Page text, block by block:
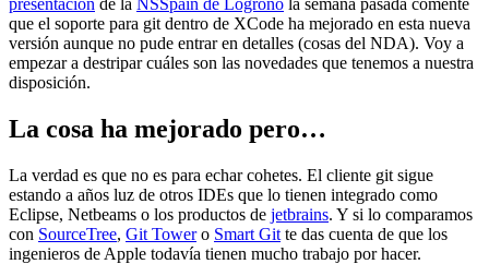
presentación de la NSSpain de Logroño la semana pasada comenté
que el soporte para git dentro de XCode ha mejorado en esta nueva
versión aunque no pude entrar en detalles (cosas del NDA). Voy a
empezar a destripar cuáles son las novedades que tenemos a nuestra
disposición.
La cosa ha mejorado pero…
La verdad es que no es para echar cohetes. El cliente git sigue
estando a años luz de otros IDEs que lo tienen integrado como
Eclipse, Netbeams o los productos de jetbrains. Y si lo comparamos
con SourceTree, Git Towero Smart Git te das cuenta de que los
ingenieros de Apple todavía tienen mucho trabajo por hacer.